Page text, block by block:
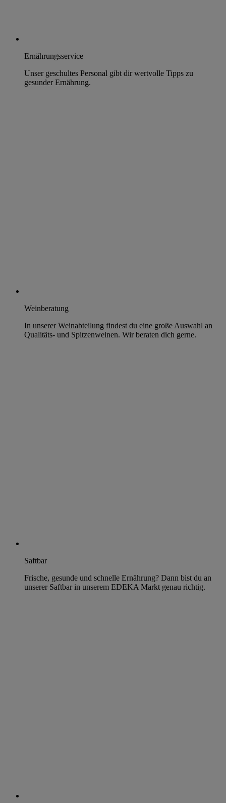
Ernährungsservice
Unser geschultes Personal gibt dir wertvolle Tipps zu
gesunder Ernährung.
Weinberatung
In unserer Weinabteilung findest du eine große Auswahl an
Qualitäts- und Spitzenweinen. Wir beraten dich gerne.
Saftbar
Frische, gesunde und schnelle Ernährung? Dann bist du an
unserer Saftbar in unserem EDEKA Markt genau richtig.